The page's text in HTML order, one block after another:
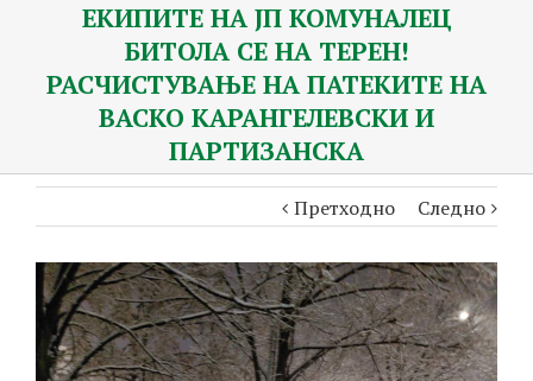
ЕКИПИТЕ НА ЈП КОМУНАЛЕЦ
БИТОЛА СЕ НА ТЕРЕН!
РАСЧИСТУВАЊЕ НА ПАТЕКИТЕ НА
ВАСКО КАРАНГЕЛЕВСКИ И
ПАРТИЗАНСКА
Претходно Следно